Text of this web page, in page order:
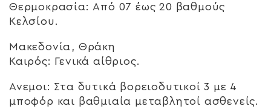
Θερμοκρασία: Από 07 έως 20 βαθμούς
Κελσίου.
Μακεδονία, Θράκη
Καιρός: Γενικά αίθριος.
Ανεμοι: Στα δυτικά βορειοδυτικοί 3 με 4
μποφόρ και βαθμιαία μεταβλητοί ασθενείς.